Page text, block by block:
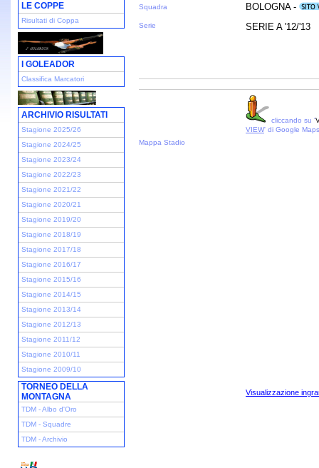
LE COPPE
Risultati di Coppa
I GOLEADOR
Classifica Marcatori
ARCHIVIO RISULTATI
Stagione 2025/26
Stagione 2024/25
Stagione 2023/24
Stagione 2022/23
Stagione 2021/22
Stagione 2020/21
Stagione 2019/20
Stagione 2018/19
Stagione 2017/18
Stagione 2016/17
Stagione 2015/16
Stagione 2014/15
Stagione 2013/14
Stagione 2012/13
Stagione 2011/12
Stagione 2010/11
Stagione 2009/10
TORNEO DELLA
MONTAGNA
TDM - Albo d'Oro
TDM - Squadre
TDM - Archivio
Squadra
Serie
BOLOGNA -
SERIE A '12/'13
cliccando su '
VIEW' di Google Maps
Mappa Stadio
Visualizzazione